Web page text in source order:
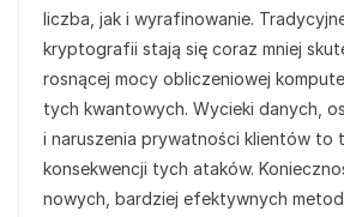
liczba, jak i wyrafinowanie.
kryptografii stają się coraz mniej
rosnącej mocy obliczeniowej
tych kwantowych. Wycieki danych,
i naruszenia prywatności klientów to
konsekwencji tych ataków.
nowych, bardziej efektywnych